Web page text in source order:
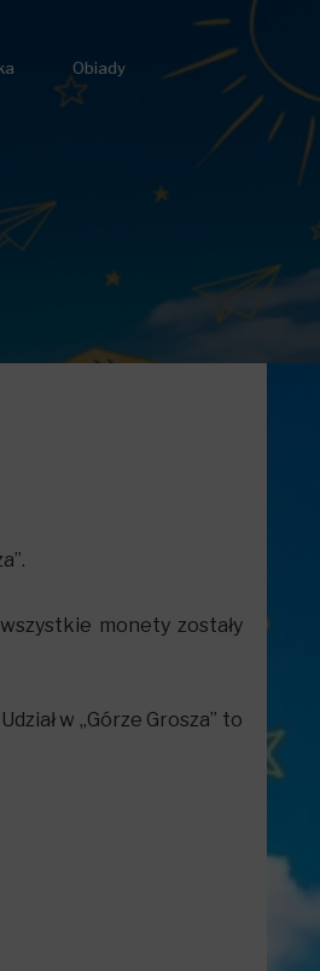
Obiady
monety zostały
w „Górze Grosza” to